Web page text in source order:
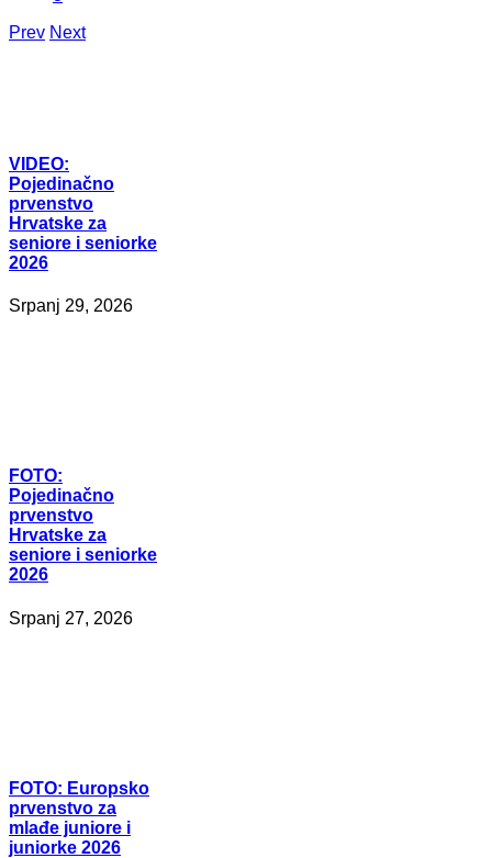
Prev Next
VIDEO:
Pojedinačno
prvenstvo
Hrvatske za
seniore i seniorke
2026
Srpanj 29, 2026
FOTO:
Pojedinačno
prvenstvo
Hrvatske za
seniore i seniorke
2026
Srpanj 27, 2026
FOTO: Europsko
prvenstvo za
mlađe juniore i
juniorke 2026